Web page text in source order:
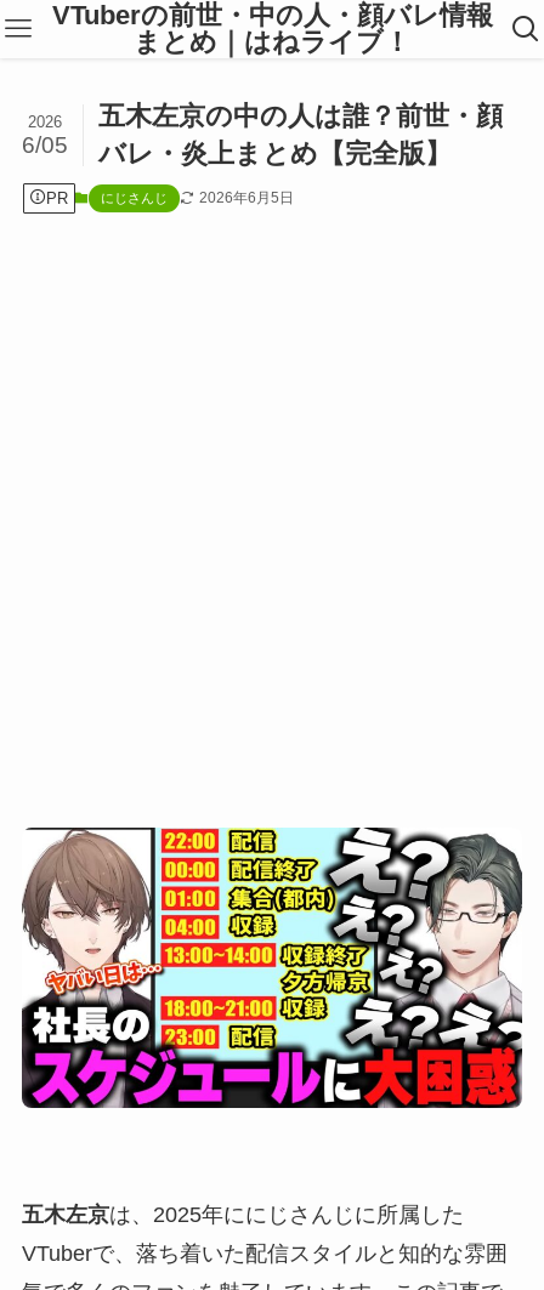
VTuberの前世・中の人・顔バレ情報
まとめ｜はねライブ！
五木左京の中の人は誰？前世・顔
バレ・炎上まとめ【完全版】
2026
6/05
PR にじさんじ 2026年6月5日
五木左京は、2025年ににじさんじに所属した
VTuberで、落ち着いた配信スタイルと知的な雰囲